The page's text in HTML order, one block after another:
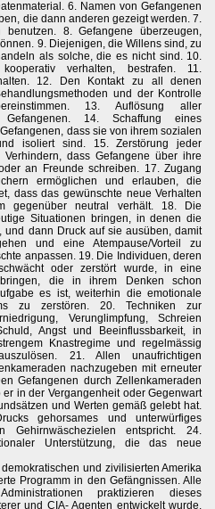
6. Namen von Gefangenen
die dann anderen gezeigt werden. 7.
benutzen. 8. Gefangene überzeugen,
9. Diejenigen, die Willens sind, zu
als solche, die es nicht sind. 10.
verhalten, bestrafen. 11.
12. Den Kontakt zu all denen
und der Kontrolle
13. Auflösung aller
14. Schaffung eines
dass sie von ihrem sozialen
isoliert sind. 15. Zerstörung jeder
dass Gefangene über ihre
an Freunde schreiben. 17. Zugang
ermöglichen und erlauben, die
dass das gewünschte neue Verhalten
gegenüber neutral verhält. 18. Die
Situationen bringen, in denen die
und dann Druck auf sie ausüben, damit
und eine Atempause/Vorteil zu
anpassen. 19. Die Individuen, deren
oder zerstört wurde, in eine
die in ihrem Denken schon
es ist, weiterhin die emotionale
zu zerstören. 20. Techniken zur
Verunglimpfung, Schreien
Angst und Beeinflussbarkeit, in
Knastregime und regelmässig
21. Allen unaufrichtigen
nachzugeben mit erneuter
Gefangenen durch Zellenkameraden
in der Vergangenheit oder Gegenwart
und Werten gemäß gelebt hat.
gehorsames und unterwürfiges
Gehirnwäschezielen entspricht. 24.
Unterstützung, die das neue
und zivilisierten Amerika
Programm in den Gefängnissen. Alle
praktizieren dieses
und CIA- Agenten entwickelt wurde.